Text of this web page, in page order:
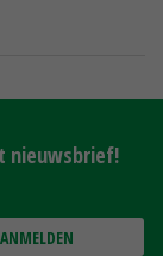
nieuwsbrief!